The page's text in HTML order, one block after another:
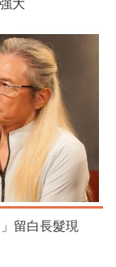
大
留白長髮現